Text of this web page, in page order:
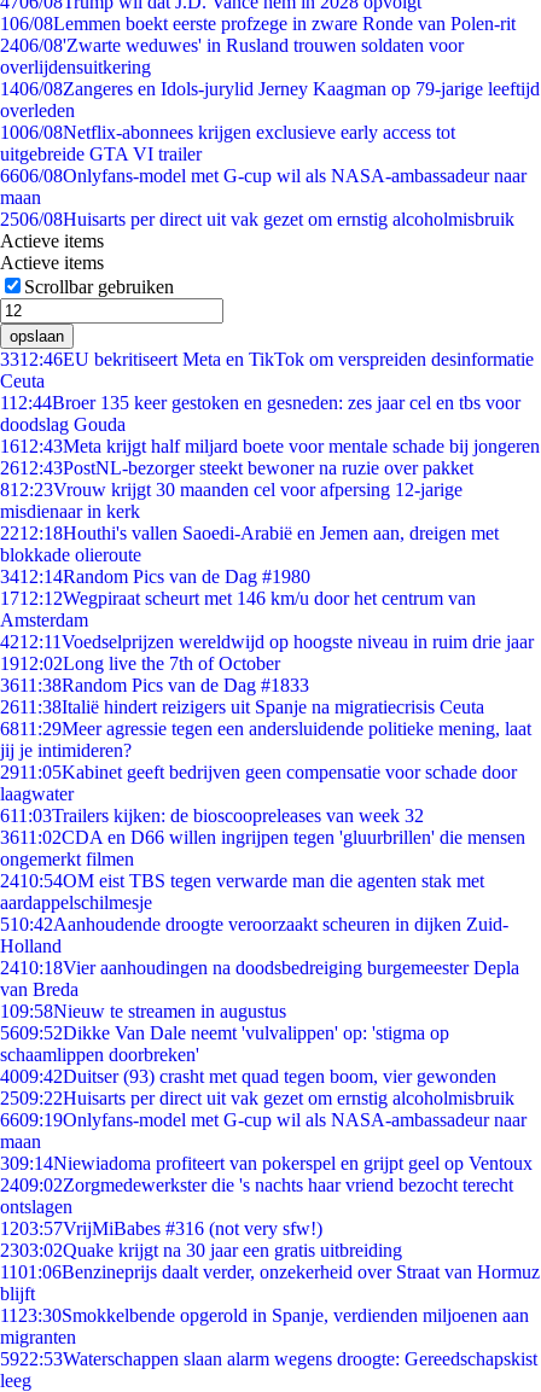
106/08Lemmen boekt eerste profzege in zware Ronde van Polen-rit
2406/08'Zwarte weduwes' in Rusland trouwen soldaten voor
overlijdensuitkering
1406/08Zangeres en Idols-jurylid Jerney Kaagman op 79-jarige leeftijd
overleden
1006/08Netflix-abonnees krijgen exclusieve early access tot
uitgebreide GTA VI trailer
6606/08Onlyfans-model met G-cup wil als NASA-ambassadeur naar
maan
2506/08Huisarts per direct uit vak gezet om ernstig alcoholmisbruik
Actieve items
Actieve items
Scrollbar gebruiken
opslaan
3312:46EU bekritiseert Meta en TikTok om verspreiden desinformatie
Ceuta
112:44Broer 135 keer gestoken en gesneden: zes jaar cel en tbs voor
doodslag Gouda
1612:43Meta krijgt half miljard boete voor mentale schade bij jongeren
2612:43PostNL-bezorger steekt bewoner na ruzie over pakket
812:23Vrouw krijgt 30 maanden cel voor afpersing 12-jarige
misdienaar in kerk
2212:18Houthi's vallen Saoedi-Arabië en Jemen aan, dreigen met
blokkade olieroute
3412:14Random Pics van de Dag #1980
1712:12Wegpiraat scheurt met 146 km/u door het centrum van
Amsterdam
4212:11Voedselprijzen wereldwijd op hoogste niveau in ruim drie jaar
1912:02Long live the 7th of October
3611:38Random Pics van de Dag #1833
2611:38Italië hindert reizigers uit Spanje na migratiecrisis Ceuta
6811:29Meer agressie tegen een andersluidende politieke mening, laat
jij je intimideren?
2911:05Kabinet geeft bedrijven geen compensatie voor schade door
laagwater
611:03Trailers kijken: de bioscoopreleases van week 32
3611:02CDA en D66 willen ingrijpen tegen 'gluurbrillen' die mensen
ongemerkt filmen
2410:54OM eist TBS tegen verwarde man die agenten stak met
aardappelschilmesje
510:42Aanhoudende droogte veroorzaakt scheuren in dijken Zuid-
Holland
2410:18Vier aanhoudingen na doodsbedreiging burgemeester Depla
van Breda
109:58Nieuw te streamen in augustus
5609:52Dikke Van Dale neemt 'vulvalippen' op: 'stigma op
schaamlippen doorbreken'
4009:42Duitser (93) crasht met quad tegen boom, vier gewonden
2509:22Huisarts per direct uit vak gezet om ernstig alcoholmisbruik
6609:19Onlyfans-model met G-cup wil als NASA-ambassadeur naar
maan
309:14Niewiadoma profiteert van pokerspel en grijpt geel op Ventoux
2409:02Zorgmedewerkster die 's nachts haar vriend bezocht terecht
ontslagen
1203:57VrijMiBabes #316 (not very sfw!)
2303:02Quake krijgt na 30 jaar een gratis uitbreiding
1101:06Benzineprijs daalt verder, onzekerheid over Straat van Hormuz
blijft
11 23:30Smokkelbende opgerold in Spanje, verdienden miljoenen aan
migranten
5922:53Waterschappen slaan alarm wegens droogte: Gereedschapskist
leeg